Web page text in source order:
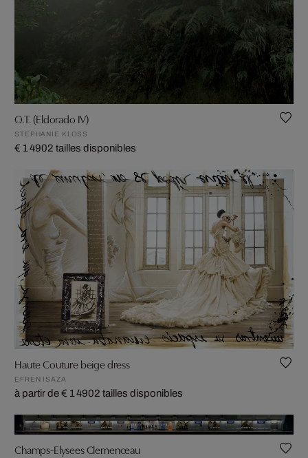
O.T. (Eldorado IV)
STEPHANIE KLOSS
€ 1 4902 tailles disponibles
Haute Couture beige dress
EFREN ISAZA
à partir de € 1 4902 tailles disponibles
Champs-Elysees Clemenceau